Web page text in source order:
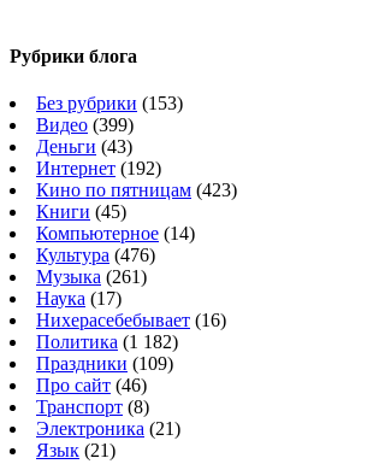
Рубрики блога
Без рубрики (153)
Видео (399)
Деньги (43)
Интернет (192)
Кино по пятницам (423)
Книги (45)
Компьютерное (14)
Культура (476)
Музыка (261)
Наука (17)
Нихерасебебывает (16)
Политика (1 182)
Праздники (109)
Про сайт (46)
Транспорт (8)
Электроника (21)
Язык (21)